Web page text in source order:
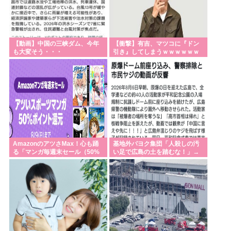
下…教師は働き方改革とか言ってないでどうにかし
ろ」
【イオンモール熊本】従業員の避難誘導で、社内規
定に抵触か
Powered by livedoor 相互RSS
【動画】中国の三峡ダム、今年
も大変そう・・・
【衝撃】有吉、マツコに『ドン
引き』してしまうｗｗｗｗｗｗ
ｗ
AmazonのアツさMax！心も踊
る「マンガ毎週末セール（50%
還元）」2日目襲来！
基地外パヨク集団「人殺しの汚
い足で広島の土を踏むな！」→
広島県民「お前らの方が汚いん
じゃ！」